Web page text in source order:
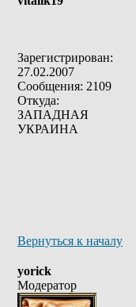
Зарегистрирован:
27.02.2007
Сообщения: 2109
Откуда:
ЗАПАДНАЯ
УКРАИНА
Вернуться к началу
yorick
Модератор